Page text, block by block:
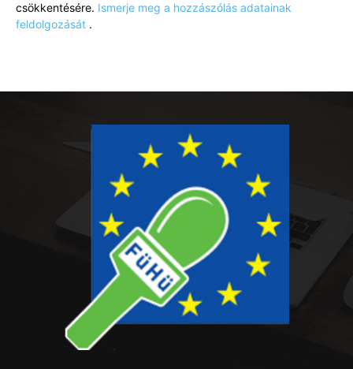
csökkentésére. Ismerje meg a hozzászólás adatainak
feldolgozását .